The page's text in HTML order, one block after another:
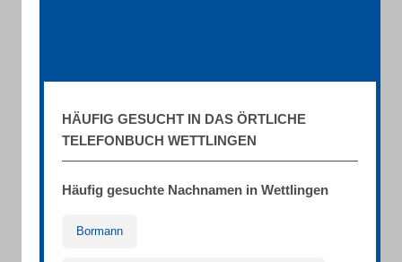
HÄUFIG GESUCHT IN DAS ÖRTLICHE
TELEFONBUCH WETTLINGEN
Häufig gesuchte Nachnamen in Wettlingen
Bormann